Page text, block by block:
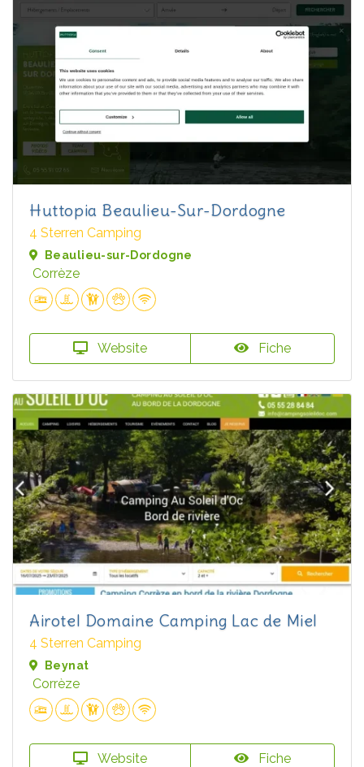
Huttopia Beaulieu-Sur-Dordogne
4 Sterren Camping
Beaulieu-sur-Dordogne
Corrèze
Website Fiche
Airotel Domaine Camping Lac de Miel
4 Sterren Camping
Beynat
Corrèze
Website Fiche